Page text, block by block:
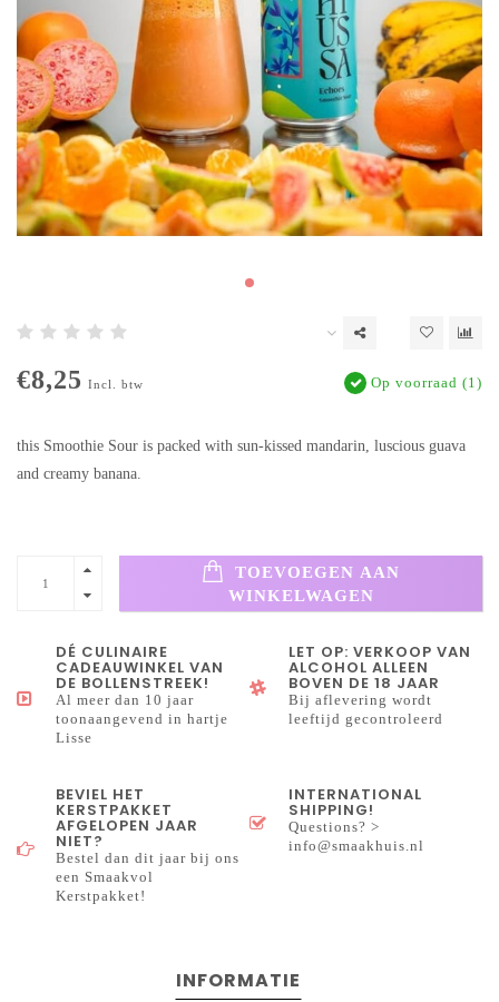
€8,25 Incl. btw Op voorraad (1)
this Smoothie Sour is packed with sun-kissed mandarin, luscious guava
and creamy banana.
TOEVOEGEN AAN
WINKELWAGEN
DÉ CULINAIRE
CADEAUWINKEL VAN
DE BOLLENSTREEK!
Al meer dan 10 jaar
toonaangevend in hartje
Lisse
LET OP: VERKOOP VAN
ALCOHOL ALLEEN
BOVEN DE 18 JAAR
Bij aflevering wordt
leeftijd gecontroleerd
BEVIEL HET
KERSTPAKKET
AFGELOPEN JAAR
NIET?
Bestel dan dit jaar bij ons
een Smaakvol
Kerstpakket!
INTERNATIONAL
SHIPPING!
Questions? >
info@smaakhuis.nl
INFORMATIE